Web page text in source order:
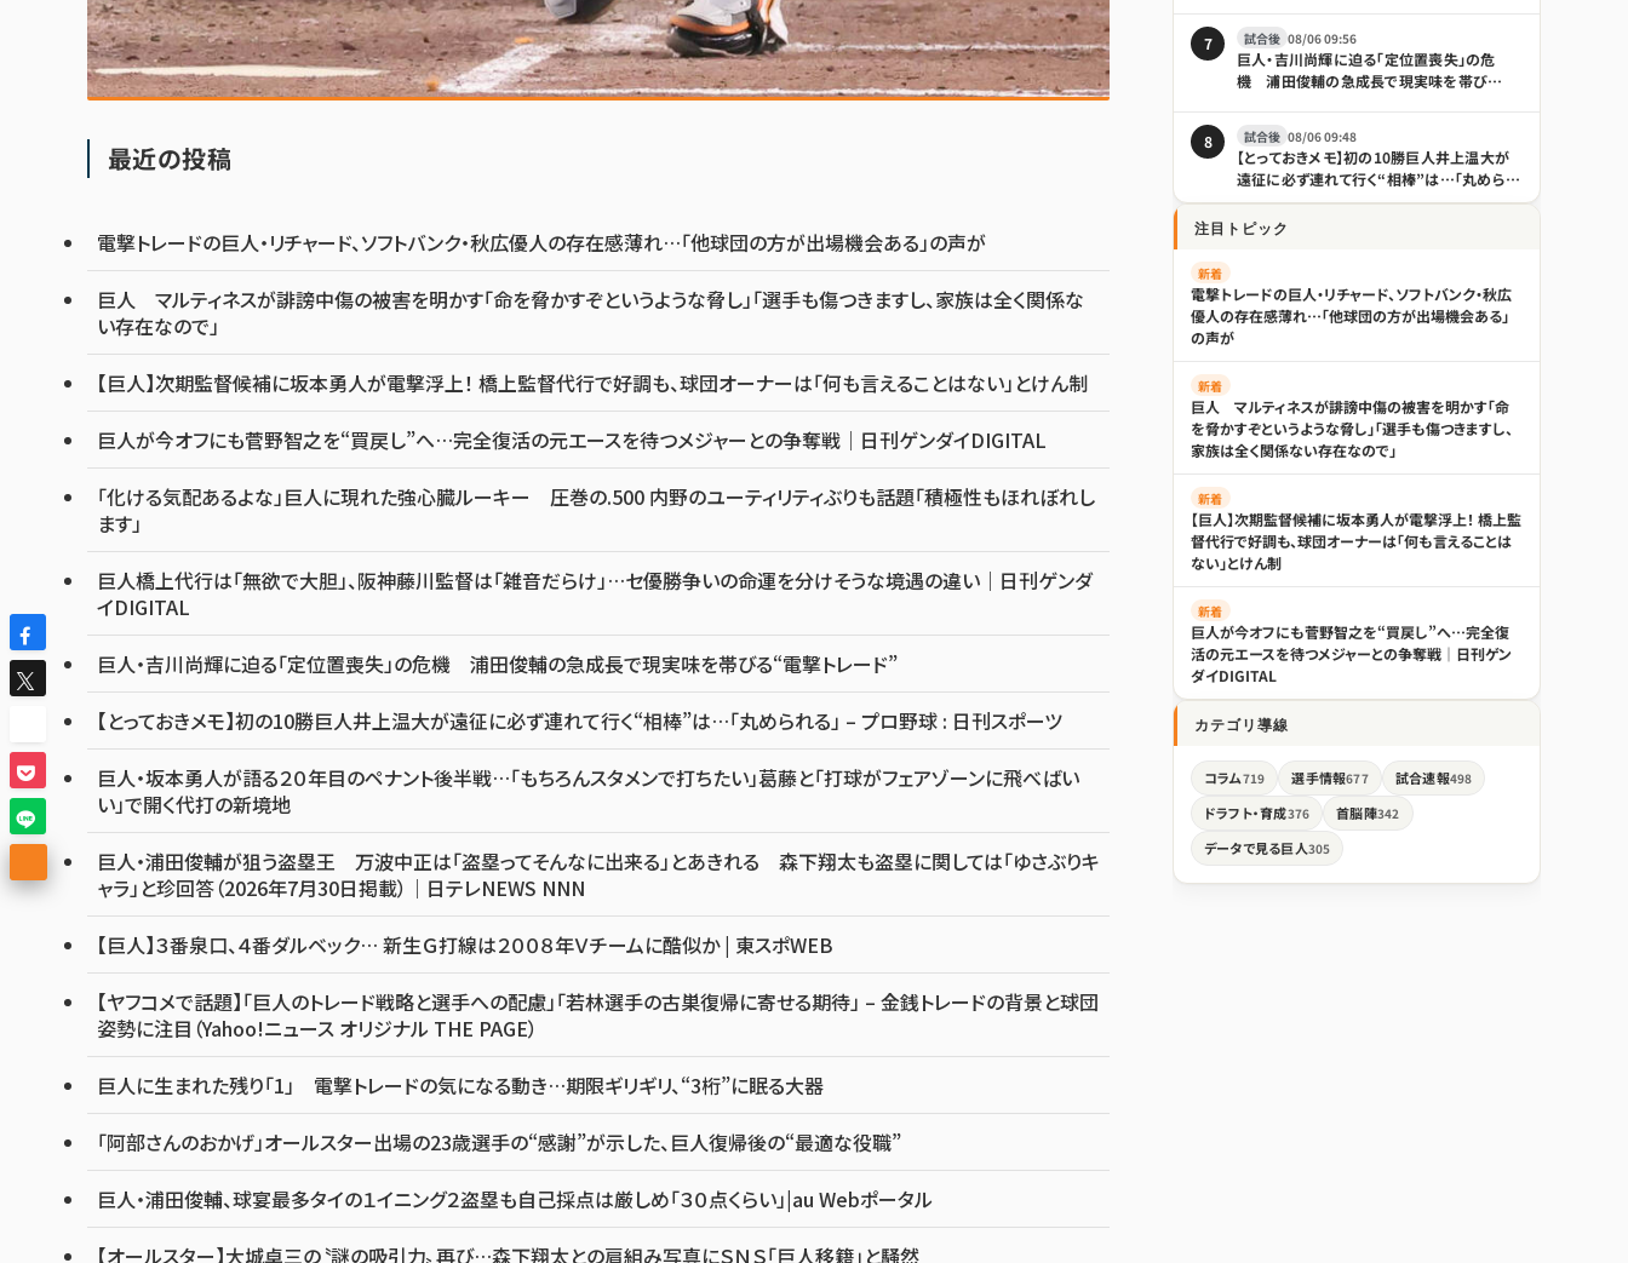
最近の投稿
電撃トレードの巨人・リチャード、ソフトバンク・秋広優人の存在感薄れ…「他球団の方が出場機会ある」の声が
巨人 マルティネスが誹謗中傷の被害を明かす「命を脅かすぞというような脅し」「選手も傷つきますし、家族は全く関係な
い存在なので」
【巨人】次期監督候補に坂本勇人が電撃浮上！ 橋上監督代行で好調も、球団オーナーは「何も言えることはない」とけん制
巨人が今オフにも菅野智之を“買戻し”へ…完全復活の元エースを待つメジャーとの争奪戦｜日刊ゲンダイDIGITAL
「化ける気配あるよな」巨人に現れた強心臓ルーキー 圧巻の.500 内野のユーティリティぶりも話題「積極性もほれぼれし
ます」
巨人橋上代行は「無欲で大胆」、阪神藤川監督は「雑音だらけ」…セ優勝争いの命運を分けそうな境遇の違い｜日刊ゲンダ
イDIGITAL
巨人・吉川尚輝に迫る「定位置喪失」の危機 浦田俊輔の急成長で現実味を帯びる“電撃トレード”
【とっておきメモ】初の10勝巨人井上温大が遠征に必ず連れて行く“相棒”は…「丸められる」 – プロ野球 : 日刊スポーツ
巨人・坂本勇人が語る２０年目のペナント後半戦…「もちろんスタメンで打ちたい」葛藤と「打球がフェアゾーンに飛べばい
い」で開く代打の新境地
巨人・浦田俊輔が狙う盗塁王 万波中正は「盗塁ってそんなに出来る」とあきれる 森下翔太も盗塁に関しては「ゆさぶりキ
ャラ」と珍回答（2026年7月30日掲載）｜日テレNEWS NNN
【巨人】３番泉口、４番ダルベック… 新生Ｇ打線は２００８年Ｖチームに酷似か | 東スポWEB
【ヤフコメで話題】「巨人のトレード戦略と選手への配慮」「若林選手の古巣復帰に寄せる期待」 – 金銭トレードの背景と球団
姿勢に注目（Yahoo!ニュース オリジナル THE PAGE）
巨人に生まれた残り「1」 電撃トレードの気になる動き…期限ギリギリ、“3桁”に眠る大器
「阿部さんのおかげ」オールスター出場の23歳選手の“感謝”が示した、巨人復帰後の“最適な役職”
巨人・浦田俊輔、球宴最多タイの１イニング２盗塁も自己採点は厳しめ「３０点くらい」|au Webポータル
【オールスター】大城卓三の〝謎の吸引力〟再び…森下翔太との肩組み写真にＳＮＳ「巨人移籍」と騒然
7
試合後 08/06 09:56
巨人・吉川尚輝に迫る「定位置喪失」の危
機 浦田俊輔の急成長で現実味を帯び
8
試合後 08/06 09:48
【とっておきメモ】初の10勝巨人井上温大が
遠征に必ず連れて行く“相棒”は…「丸められ
る」 - プロ野球 : 日刊スポーツ
注目トピック
新着
電撃トレードの巨人・リチャード、ソフトバンク・秋広
優人の存在感薄れ…「他球団の方が出場機会ある」
の声が
新着
巨人 マルティネスが誹謗中傷の被害を明かす「命
を脅かすぞというような脅し」「選手も傷つきますし、
家族は全く関係ない存在なので」
新着
【巨人】次期監督候補に坂本勇人が電撃浮上！ 橋上監
督代行で好調も、球団オーナーは「何も言えることは
ない」とけん制
新着
巨人が今オフにも菅野智之を“買戻し”へ…完全復
活の元エースを待つメジャーとの争奪戦｜日刊ゲン
ダイDIGITAL
カテゴリ導線
コラム719 選手情報677 試合速報498
ドラフト・育成376 首脳陣342
データで見る巨人305